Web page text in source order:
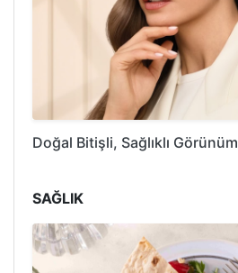
Doğal Bitişli, Sağlıklı Görünüm
SAĞLIK